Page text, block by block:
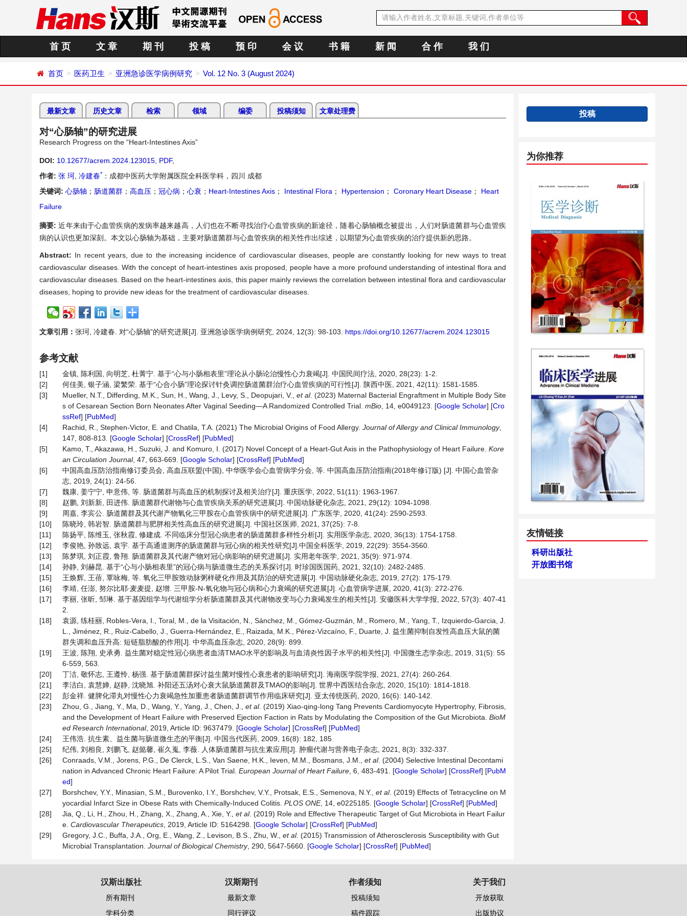
首 页 文 章 期 刊 投 稿 预 印 会 议 书 籍 新 闻 合 作 我 们
首页 医药卫生 亚洲急诊医学病例研究 Vol. 12 No. 3 (August 2024)
最新文章 历史文章 检索 领域 编委 投稿须知 文章处理费
对“心肠轴”的研究进展
Research Progress on the “Heart-Intestines Axis”
DOI: 10.12677/acrem.2024.123015 PDF,
作者: 张 珂 冷建春* ：成都中医药大学附属医院全科医学科，四川 成都
关键词: 心肠轴 ； 肠道菌群 ； 高血压 ； 冠心病 ； 心衰 ； Heart-Intestines Axis ； Intestinal Flora ； Hypertension ； Coronary Heart Disease ；
Heart
Failure
摘要:近年来由于心血管疾病的发病率越来越高，人们也在不断寻找治疗心血管疾病的新途径，随着心肠轴概念被提出，人们对肠道菌群与心血管疾
病的认识也更加深刻。本文以心肠轴为基础，主要对肠道菌群与心血管疾病的相关性作出综述，以期望为心血管疾病的治疗提供新的思路。
Abstract: In recent years, due to the increasing incidence of cardiovascular diseases, people are constantly looking for new ways to treat
cardiovascular diseases. With the concept of heart-intestines axis proposed, people have a more profound understanding of intestinal flora and
cardiovascular diseases. Based on the heart-intestines axis, this paper mainly reviews the correlation between intestinal flora and cardiovascular
diseases, hoping to provide new ideas for the treatment of cardiovascular diseases.
文章引用： 张珂, 冷建春. 对“心肠轴”的研究进展[J]. 亚洲急诊医学病例研究, 2024, 12(3): 98-103. https://doi.org/10.12677/acrem.2024.123015
参考文献
[1]
金镇, 陈利国, 向明芝, 杜菁宁. 基于“心与小肠相表里”理论从小肠论治慢性心力衰竭[J]. 中国民间疗法, 2020, 28(23): 1-2.
[2]
何佳美, 银子涵, 梁繁荣. 基于“心合小肠”理论探讨针灸调控肠道菌群治疗心血管疾病的可行性[J]. 陕西中医, 2021, 42(11): 1581-1585.
[3]
Mueller, N.T., Differding, M.K., Sun, H., Wang, J., Levy, S., Deopujari, V., et al. (2023) Maternal Bacterial Engraftment in Multiple Body Site
s of Cesarean Section Born Neonates After Vaginal Seeding—A Randomized Controlled Trial. mBio , 14, e0049123. [Google Scholar] [Cro
ssRef] [PubMed]
[4]
Rachid, R., Stephen-Victor, E. and Chatila, T.A. (2021) The Microbial Origins of Food Allergy. Journal of Allergy and Clinical Immunology,
147, 808-813. [Google Scholar] [CrossRef] [PubMed]
[5]
Kamo, T., Akazawa, H., Suzuki, J. and Komuro, I. (2017) Novel Concept of a Heart-Gut Axis in the Pathophysiology of Heart Failure. Kore
an Circulation Journal, 47, 663-669. [Google Scholar] [CrossRef] [PubMed]
[6]
中国高血压防治指南修订委员会, 高血压联盟(中国), 中华医学会心血管病学分会, 等. 中国高血压防治指南(2018年修订版) [J]. 中国心血管杂
志, 2019, 24(1): 24-56.
[7]
魏康, 姜宁宁, 申意伟, 等. 肠道菌群与高血压的机制探讨及相关治疗[J]. 重庆医学, 2022, 51(11): 1963-1967.
[8]
赵鹏, 刘新新, 田进伟. 肠道菌群代谢物与心血管疾病关系的研究进展[J]. 中国动脉硬化杂志, 2021, 29(12): 1094-1098.
[9]
周嘉, 李宾公. 肠道菌群及其代谢产物氧化三甲胺在心血管疾病中的研究进展[J]. 广东医学, 2020, 41(24): 2590-2593.
[10]
陈晓玲, 韩岩智. 肠道菌群与肥胖相关性高血压的研究进展[J]. 中国社区医师, 2021, 37(25): 7-8.
[11]
陈扬平, 陈维玉, 张秋霞, 修建成. 不同临床分型冠心病患者的肠道菌群多样性分析[J]. 实用医学杂志, 2020, 36(13): 1754-1758.
[12]
李俊艳, 孙致远, 袁宇. 基于高通道测序的肠道菌群与冠心病的相关性研究[J].中国全科医学, 2019, 22(29): 3554-3560.
[13]
陈梦琪, 刘正霞, 鲁翔. 肠道菌群及其代谢产物对冠心病影响的研究进展[J]. 实用老年医学, 2021, 35(9): 971-974.
[14]
孙静, 刘赫昆. 基于“心与小肠相表里”的冠心病与肠道微生态的关系探讨[J]. 时珍国医国药, 2021, 32(10): 2482-2485.
[15]
王焕辉, 王蓓, 覃咏梅, 等. 氧化三甲胺致动脉粥样硬化作用及其防治的研究进展[J]. 中国动脉硬化杂志, 2019, 27(2): 175-179.
[16]
李靖, 任澎, 努尔比耶∙麦麦提, 赵增. 三甲胺-N-氧化物与冠心病和心力衰竭的研究进展[J]. 心血管病学进展, 2020, 41(3): 272-276.
[17]
李丽, 张昕, 邹琳. 基于基因组学与代谢组学分析肠道菌群及其代谢物改变与心力衰竭发生的相关性[J]. 安徽医科大学学报, 2022, 57(3): 407-41
2.
[18]
袁源, 练桂丽, Robles-Vera, I., Toral, M., de la Visitación, N., Sánchez, M., Gómez-Guzmán, M., Romero, M., Yang, T., Izquierdo-Garcia, J.
L., Jiménez, R., Ruiz-Cabello, J., Guerra-Hernández, E., Raizada, M.K., Pérez-Vizcaíno, F., Duarte, J. 益生菌抑制自发性高血压大鼠的菌
群失调和血压升高: 短链脂肪酸的作用[J]. 中华高血压杂志, 2020, 28(9): 899.
[19]
王波, 陈翔, 史承勇. 益生菌对稳定性冠心病患者血清TMAO水平的影响及与血清炎性因子水平的相关性[J]. 中国微生态学杂志, 2019, 31(5): 55
6-559, 563.
[20]
丁洁, 敬怀志, 王遵怜, 杨强. 基于肠道菌群探讨益生菌对慢性心衰患者的影响研究[J]. 海南医学院学报, 2021, 27(4): 260-264.
[21]
李洁白, 袁慧婵, 赵静, 沈晓旭. 补阳还五汤对心衰大鼠肠道菌群及TMAO的影响[J]. 世界中西医结合杂志, 2020, 15(10): 1814-1818.
[22]
彭金祥. 健脾化滞丸对慢性心力衰竭急性加重患者肠道菌群调节作用临床研究[J]. 亚太传统医药, 2020, 16(6): 140-142.
[23]
Zhou, G., Jiang, Y., Ma, D., Wang, Y., Yang, J., Chen, J., et al. (2019) Xiao-qing-long Tang Prevents Cardiomyocyte Hypertrophy, Fibrosis,
and the Development of Heart Failure with Preserved Ejection Faction in Rats by Modulating the Composition of the Gut Microbiota. BioM
ed Research International, 2019, Article ID: 9637479. [Google Scholar] [CrossRef] [PubMed]
[24]
王伟浩. 抗生素、益生菌与肠道微生态的平衡[J]. 中国当代医药, 2009, 16(8): 182, 185
[25]
纪伟, 刘相良, 刘鹏飞, 赵懿馨, 崔久嵬, 李薇. 人体肠道菌群与抗生素应用[J]. 肿瘤代谢与营养电子杂志, 2021, 8(3): 332-337.
[26]
Conraads, V.M., Jorens, P.G., De Clerck, L.S., Van Saene, H.K., Ieven, M.M., Bosmans, J.M., et al. (2004) Selective Intestinal Decontami
nation in Advanced Chronic Heart Failure: A Pilot Trial. European Journal of Heart Failure , 6, 483-491. [Google Scholar] [CrossRef] [PubM
ed]
[27]
Borshchev, Y.Y., Minasian, S.M., Burovenko, I.Y., Borshchev, V.Y., Protsak, E.S., Semenova, N.Y., et al. (2019) Effects of Tetracycline on M
yocardial Infarct Size in Obese Rats with Chemically-Induced Colitis. PLOS ONE, 14, e0225185. [Google Scholar] [CrossRef] [PubMed]
[28]
Jia, Q., Li, H., Zhou, H., Zhang, X., Zhang, A., Xie, Y., et al. (2019) Role and Effective Therapeutic Target of Gut Microbiota in Heart Failur
e. Cardiovascular Therapeutics , 2019, Article ID: 5164298. [Google Scholar] [CrossRef] [PubMed]
[29]
Gregory, J.C., Buffa, J.A., Org, E., Wang, Z., Levison, B.S., Zhu, W., et al. (2015) Transmission of Atherosclerosis Susceptibility with Gut
Microbial Transplantation. Journal of Biological Chemistry, 290, 5647-5660. [Google Scholar] [CrossRef] [PubMed]
投稿
为你推荐
友情链接
科研出版社
开放图书馆
汉斯出版社
所有期刊
学科分类
汉斯期刊
最新文章
同行评议
作者须知
投稿须知
稿件跟踪
关于我们
开放获取
出版协议